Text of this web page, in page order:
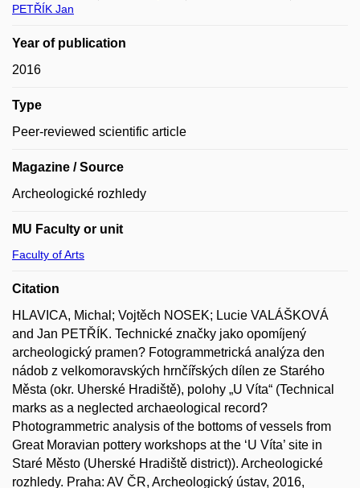
PETŘÍK Jan
Year of publication
2016
Type
Peer-reviewed scientific article
Magazine / Source
Archeologické rozhledy
MU Faculty or unit
Faculty of Arts
Citation
HLAVICA, Michal; Vojtěch NOSEK; Lucie VALÁŠKOVÁ
and Jan PETŘÍK. Technické značky jako opomíjený
archeologický pramen? Fotogrammetrická analýza den
nádob z velkomoravských hrnčířských dílen ze Starého
Města (okr. Uherské Hradiště), polohy „U Víta“ (Technical
marks as a neglected archaeological record?
Photogrammetric analysis of the bottoms of vessels from
Great Moravian pottery workshops at the ‘U Víta’ site in
Staré Město (Uherské Hradiště district)). Archeologické
rozhledy. Praha: AV ČR, Archeologický ústav, 2016,